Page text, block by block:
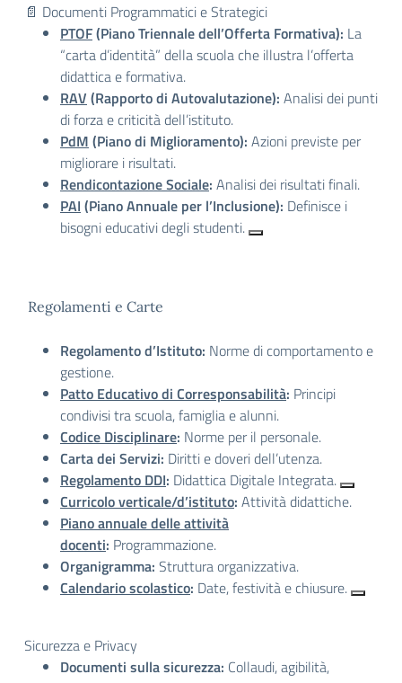
📄 Documenti Programmatici e Strategici
PTOF(Piano Triennale dell’Offerta Formativa): La
“carta d’identità” della scuola che illustra l’offerta
didattica e formativa.
RAV (Rapporto di Autovalutazione): Analisi dei punti
di forza e criticità dell’istituto.
PdM (Piano di Miglioramento): Azioni previste per
migliorare i risultati.
Rendicontazione Sociale: Analisi dei risultati finali.
PAI (Piano Annuale per l’Inclusione): Definisce i
bisogni educativi degli studenti.
Regolamenti e Carte
Regolamento d’Istituto: Norme di comportamento e
gestione.
Patto Educativo di Corresponsabilità: Principi
condivisi tra scuola, famiglia e alunni.
Codice Disciplinare: Norme per il personale.
Carta dei Servizi: Diritti e doveri dell’utenza.
Regolamento DDI: Didattica Digitale Integrata.
Curricolo verticale/d’istituto: Attività didattiche.
Piano annuale delle attività
docenti: Programmazione.
Organigramma: Struttura organizzativa.
Calendario scolastico: Date, festività e chiusure.
Sicurezza e Privacy
Documenti sulla sicurezza: Collaudi, agibilità,